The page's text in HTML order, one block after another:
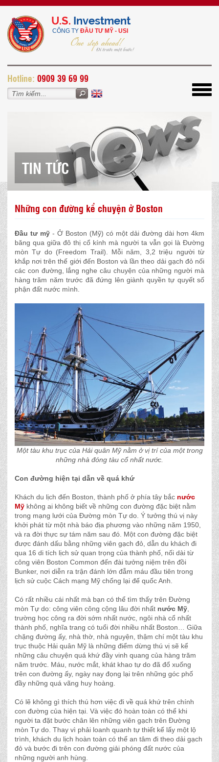
U.S. Investment
CÔNG TY ĐẦU TƯ MỸ - USI
Hotline: 0909 39 69 99
TIN TỨC
Những con đường kể chuyện ở Boston
Đầu tư mỹ - Ở Boston (Mỹ) có một dải đường dài hơn 4km
băng qua giữa đô thị cổ kính mà người ta vẫn gọi là Đường
mòn Tự do (Freedom Trail). Mỗi năm, 3,2 triệu người từ
khắp nơi trên thế giới đến Boston và lần theo dải gạch đỏ nối
các con đường, lắng nghe câu chuyện của những người mà
hàng trăm năm trước đã đứng lên giành quyền tự quyết số
phận đất nước mình.
Một tàu khu trục của Hải quân Mỹ nằm ở vị trí của một trong
những nhà đóng tàu cổ nhất nước.
Con đường hiện tại dẫn về quá khứ
Khách du lịch đến Boston, thành phố ở phía tây bắc nước
Mỹ không ai không biết về những con đường đặc biệt nằm
trong mạng lưới của Đường mòn Tự do. Ý tưởng thú vị này
khởi phát từ một nhà báo địa phương vào những năm 1950,
và ra đời thực sự tám năm sau đó. Một con đường đặc biệt
được đánh dấu bằng những viên gạch đỏ, dẫn du khách đi
qua 16 di tích lịch sử quan trọng của thành phố, nối dài từ
công viên Boston Common đến đài tưởng niệm trên đồi
Bunker, nơi diễn ra trận đánh lớn đẫm máu đầu tiên trong
lịch sử cuộc Cách mạng Mỹ chống lại đế quốc Anh.
Có rất nhiều cái nhất mà bạn có thể tìm thấy trên Đường
mòn Tự do: công viên công cộng lâu đời nhất nước Mỹ
trường học công ra đời sớm nhất nước, ngôi nhà cổ nhất
thành phố, nghĩa trang có tuổi đời nhiều nhất Boston… Giữa
chặng đường ấy, nhà thờ, nhà nguyện, thậm chí một tàu khu
trục thuộc Hải quân Mỹ là những điểm dừng thú vị sẽ kể
những câu chuyện quá khứ đầy vinh quang của hàng trăm
năm trước. Máu, nước mắt, khát khao tự do đã đổ xuống
trên con đường ấy, ngày nay đọng lại trên những góc phố
đầy những quá vãng huy hoàng.
Có lẽ không gì thích thú hơn việc đi về quá khứ trên chính
con đường của hiện tại. Và việc đó hoàn toàn có thể khi
người ta đặt bước chân lên những viên gạch trên Đường
mòn Tự do. Thay vì phải loanh quanh tự thiết kế lấy một lộ
trình, khách du lịch hoàn toàn có thể an tâm đi theo dải gạch
đỏ và bước đi trên con đường giải phóng đất nước của
những người anh hùng.